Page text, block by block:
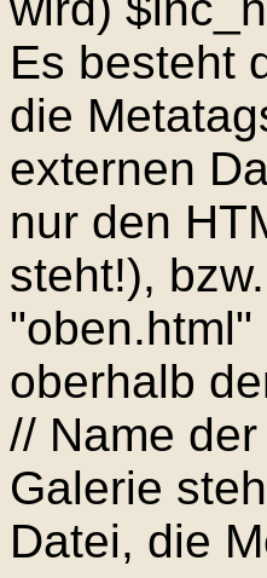
Es besteht
die
externen
nur den
steht!),
oberhalb
// Name
Galerie
Datei, die